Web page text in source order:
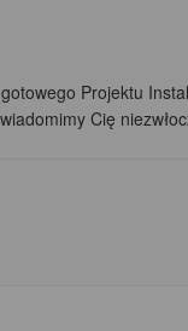
Projektu
Cię